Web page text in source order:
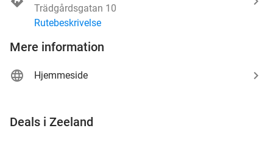
Trädgårdsgatan 10
Rutebeskrivelse
Mere information
Hjemmeside
Deals i Zeeland